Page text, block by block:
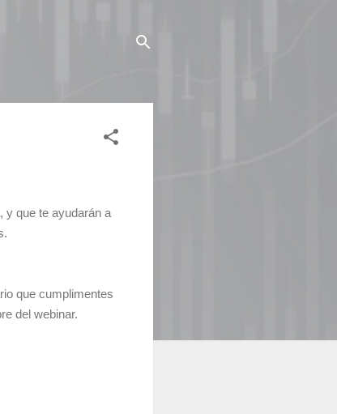
y que te ayudarán a
que cumplimentes
del webinar.